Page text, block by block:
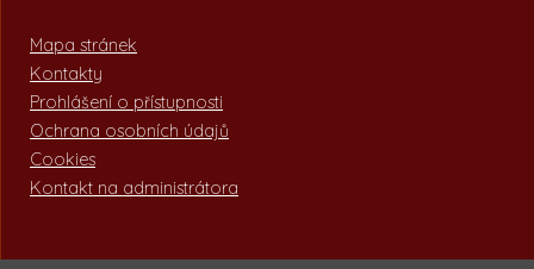
Mapa stránek
Kontakty
Prohlášení o přístupnosti
Ochrana osobních údajů
Cookies
Kontakt na administrátora